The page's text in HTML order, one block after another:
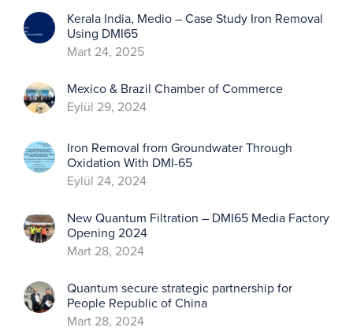
Kerala India, Medio – Case Study Iron Removal
Using DMI65
Mart 24, 2025
Mexico & Brazil Chamber of Commerce
Eylül 29, 2024
Iron Removal from Groundwater Through
Oxidation With DMI-65
Eylül 24, 2024
New Quantum Filtration – DMI65 Media Factory
Opening 2024
Mart 28, 2024
Quantum secure strategic partnership for
People Republic of China
Mart 28, 2024